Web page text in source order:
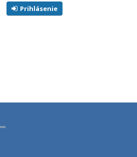
Prihlásenie